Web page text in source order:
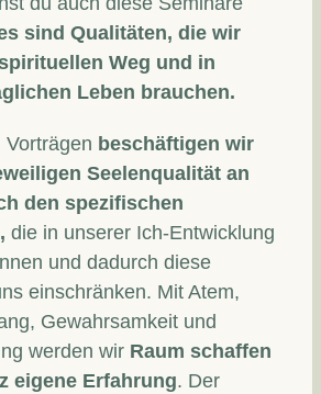
sind Qualitäten, die wir
Weg und in
Leben brauchen.
Vorträgen beschäftigen wir
Seelenqualität an
den spezifischen
die in unserer Ich-Entwicklung
und dadurch diese
einschränken. Mit Atem,
Gewahrsamkeit und
werden wir Raum schaffen
eigene Erfahrung. Der